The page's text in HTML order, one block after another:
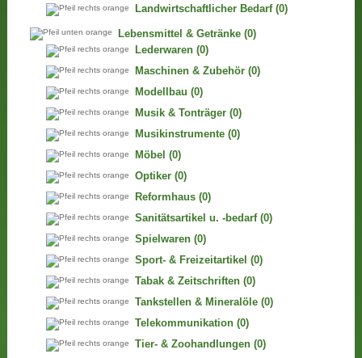
Landwirtschaftlicher Bedarf (0)
Lebensmittel & Getränke (0)
Lederwaren (0)
Maschinen & Zubehör (0)
Modellbau (0)
Musik & Tonträger (0)
Musikinstrumente (0)
Möbel (0)
Optiker (0)
Reformhaus (0)
Sanitätsartikel u. -bedarf (0)
Spielwaren (0)
Sport- & Freizeitartikel (0)
Tabak & Zeitschriften (0)
Tankstellen & Mineralöle (0)
Telekommunikation (0)
Tier- & Zoohandlungen (0)